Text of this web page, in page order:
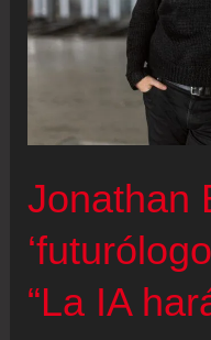
Jonathan
“La IA